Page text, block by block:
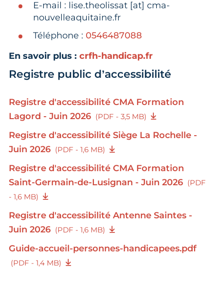
E-mail : lise.theolissat [at] cma-
nouvelleaquitaine.fr
Téléphone : 0546487088
En savoir plus : crfh-handicap.fr
Registre public d’accessibilité
Registre d'accessibilité CMA Formation
Lagord - Juin 2026 (PDF - 3,5 MB)
Registre d'accessibilité Siège La Rochelle -
Juin 2026 (PDF - 1,6 MB)
Registre d'accessibilité CMA Formation
Saint-Germain-de-Lusignan - Juin 2026 (PDF
- 1,6 MB)
Registre d'accessibilité Antenne Saintes -
Juin 2026 (PDF - 1,6 MB)
Guide-accueil-personnes-handicapees.pdf
(PDF - 1,4 MB)